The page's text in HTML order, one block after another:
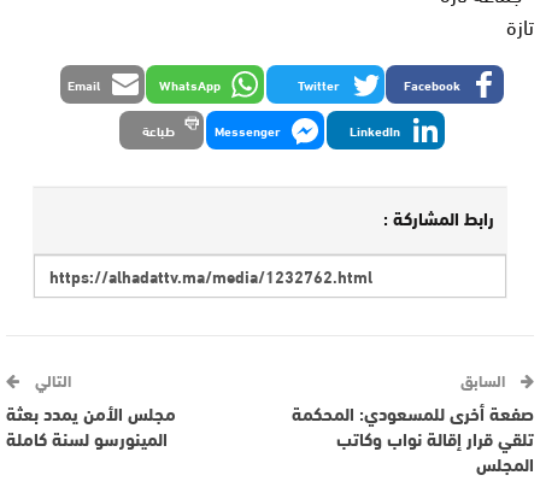
تازة
Facebook
Twitter
WhatsApp
Email
LinkedIn
Messenger طباعة
رابط المشاركة :
السابق
صفعة أخرى للمسعودي: المحكمة
تلقي قرار إقالة نواب وكاتب
المجلس
التالي
مجلس الأمن يمدد بعثة
المينورسو لسنة كاملة